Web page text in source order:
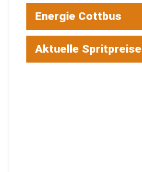
Energie Cottbus
Aktuelle Spritpreise